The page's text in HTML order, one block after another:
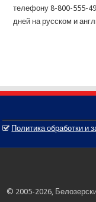
телефону 8-800-555-
дней на русском и
Политика обработки и
© 2005-2026,